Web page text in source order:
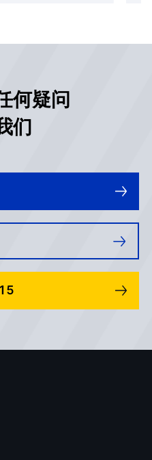
何疑问
们